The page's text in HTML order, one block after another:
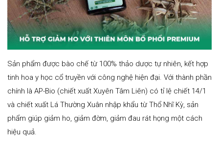
Sản phẩm được bào chế từ 100% thảo dược tự nhiên, kết hợp
tinh hoa y học cổ truyền với công nghệ hiện đại. Với thành phần
chính là AP-Bio (chiết xuất Xuyên Tâm Liên) có tỉ lệ chiết 14/1
và chiết xuất Lá Thường Xuân nhập khẩu từ Thổ Nhĩ Kỳ, sản
phẩm giúp giảm ho, giảm đờm, giảm đau rát họng một cách
hiệu quả.